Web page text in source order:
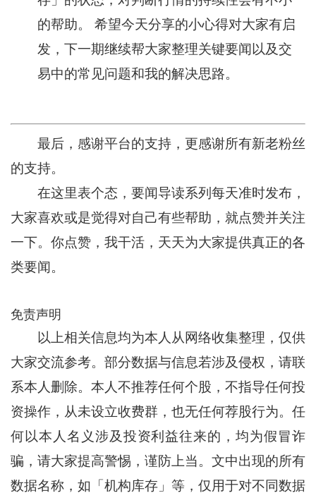
的帮助。 希望今天分享的小心得对大家有启
发，下一期继续帮大家整理关键要闻以及交
易中的常见问题和我的解决思路。
最后，感谢平台的支持，更感谢所有新老粉丝
的支持。
在这里表个态，要闻导读系列每天准时发布，
大家喜欢或是觉得对自己有些帮助，就点赞并关注
一下。你点赞，我干活，天天为大家提供真正的各
类要闻。
免责声明
以上相关信息均为本人从网络收集整理，仅供
大家交流参考。部分数据与信息若涉及侵权，请联
系本人删除。本人不推荐任何个股，不指导任何投
资操作，从未设立收费群，也无任何荐股行为。任
何以本人名义涉及投资利益往来的，均为假冒诈
骗，请大家提高警惕，谨防上当。文中出现的所有
数据名称，如「机构库存」等，仅用于对不同数据